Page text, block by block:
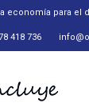
economía para el
418 736